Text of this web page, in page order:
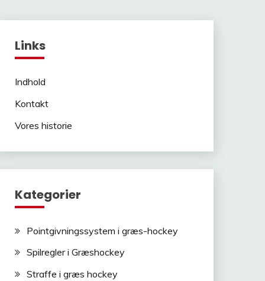
Links
Indhold
Kontakt
Vores historie
Kategorier
Pointgivningssystem i græs-hockey
Spilregler i Græshockey
Straffe i græs hockey